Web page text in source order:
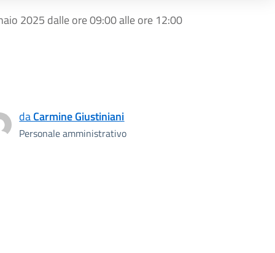
2025 dalle ore 09:00 alle ore 12:00
daCarmine Giustiniani
Personale amministrativo